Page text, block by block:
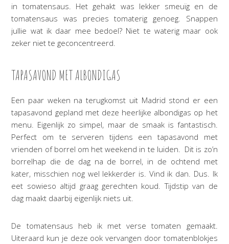
in tomatensaus. Het gehakt was lekker smeuïg en de
tomatensaus was precies tomaterig genoeg. Snappen
jullie wat ik daar mee bedoel? Niet te waterig maar ook
zeker niet te geconcentreerd.
TAPASAVOND MET ALBONDIGAS
Een paar weken na terugkomst uit Madrid stond er een
tapasavond gepland met deze heerlijke albondigas op het
menu. Eigenlijk zo simpel, maar de smaak is fantastisch.
Perfect om te serveren tijdens een tapasavond met
vrienden of borrel om het weekend in te luiden. Dit is zo’n
borrelhap die de dag na de borrel, in de ochtend met
kater, misschien nog wel lekkerder is. Vind ik dan. Dus. Ik
eet sowieso altijd graag gerechten koud. Tijdstip van de
dag maakt daarbij eigenlijk niets uit.
De tomatensaus heb ik met verse tomaten gemaakt.
Uiteraard kun je deze ook vervangen door tomatenblokjes